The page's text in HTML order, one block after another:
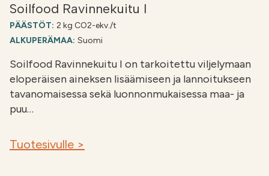
Soilfood Ravinnekuitu I
PÄÄSTÖT: 2 kg CO2-ekv./t
ALKUPERÄMAA: Suomi
Soilfood Ravinnekuitu I on tarkoitettu viljelymaan
eloperäisen aineksen lisäämiseen ja lannoitukseen
tavanomaisessa sekä luonnonmukaisessa maa- ja
puu…
Tuotesivulle >